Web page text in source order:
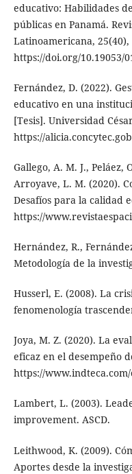
educativo: Habilidades
públicas en Panamá.
Latinoamericana, 25(40),
https://doi.org/10.19053/
Fernández, D. (2022).
educativo en una
[Tesis]. Universidad
https://
Gallego, A. M. J., Peláez,
Arroyave, L. M. (2020).
Desafíos para la calidad
https://
Hernández, R.,
Metodología de la
Husserl, E. (2008). La
fenomenología
Joya, M. Z. (2020). La
eficaz en el desempeño
https://
Lambert, L. (2003).
improvement. ASCD.
Leithwood, K. (2009).
Aportes desde la